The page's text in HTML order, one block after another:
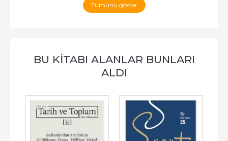
Tümünü göster
BU KITABI ALANLAR BUNLARI
ALDI